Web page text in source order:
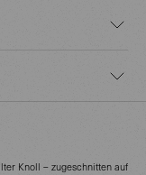
Knoll – zugeschnitten auf